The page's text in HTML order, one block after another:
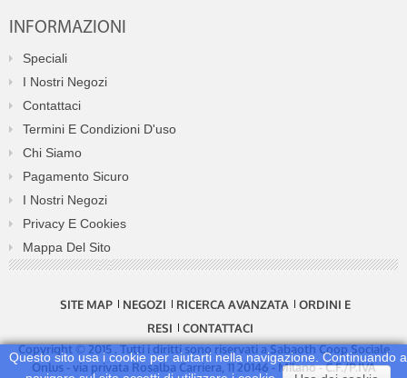
Questo sito usa i cookie per aiutarti nella navigazione. Continuando a
INFORMAZIONI
Speciali
I Nostri Negozi
Contattaci
Termini E Condizioni D'uso
Chi Siamo
Pagamento Sicuro
I Nostri Negozi
Privacy E Cookies
Mappa Del Sito
SITE MAP NEGOZI RICERCA AVANZATA
ORDINI E
RESI
CONTATTACI
Copyright © 2015 . Tutti i diritti sono riservati a Sabaoth Coop Sociale
Onlus - via privata Rosalba Carriera, 11 20146 - Milano - C.F./P.IVA